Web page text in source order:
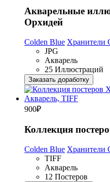
Акварельные
Орхидей
Colden Blue Хранители
JPG
Акварель
25 Иллюстраций
Заказать доработку
900₽
Коллекция
Colden Blue Хранители
TIFF
Акварель
12 Постеров